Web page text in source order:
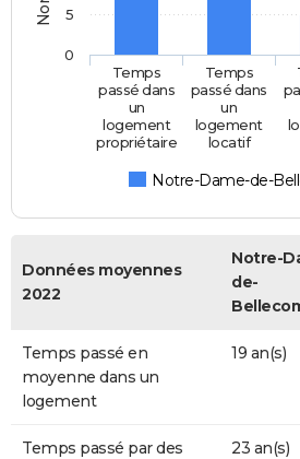
Notre-Dame-de-
Temps
passé dans
un
logement
propriétaire
Temps
passé dans
un
logement
locatif
0
5
Données moyennes
2022
Notre-
de-
Temps passé en
moyenne dans un
logement
19 an(s)
Temps passé par des
23 an(s)